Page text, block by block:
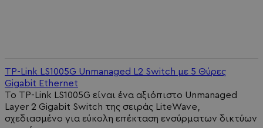
TP-Link LS1005G Unmanaged L2 Switch με 5 Θύρες
Gigabit Ethernet
Το TP-Link LS1005G είναι ένα αξιόπιστο Unmanaged
Layer 2 Gigabit Switch της σειράς LiteWave,
σχεδιασμένο για εύκολη επέκταση ενσύρματων δικτύων